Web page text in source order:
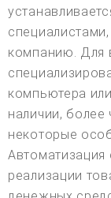
компанию. Для
компьютера
наличии,
некоторые
реализации